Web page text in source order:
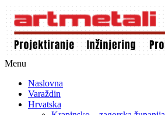
Menu
Naslovna
Varaždin
Hrvatska